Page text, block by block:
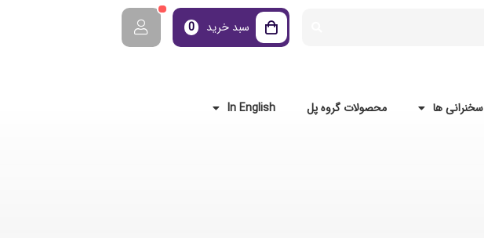
سبد خرید 0
سخنرانی ها محصولات گروه پل In English